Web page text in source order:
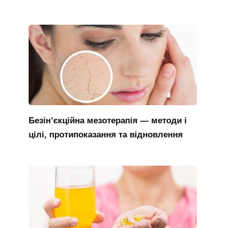
Безін’єкційна мезотерапія — методи і
цілі, протипоказання та відновлення